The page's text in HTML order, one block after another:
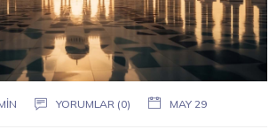
YORUMLAR (0) MAY 29